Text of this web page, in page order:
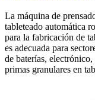
La máquina de
tableteado automática
para la fabricación de
es adecuada para
de baterías,
primas granulares en